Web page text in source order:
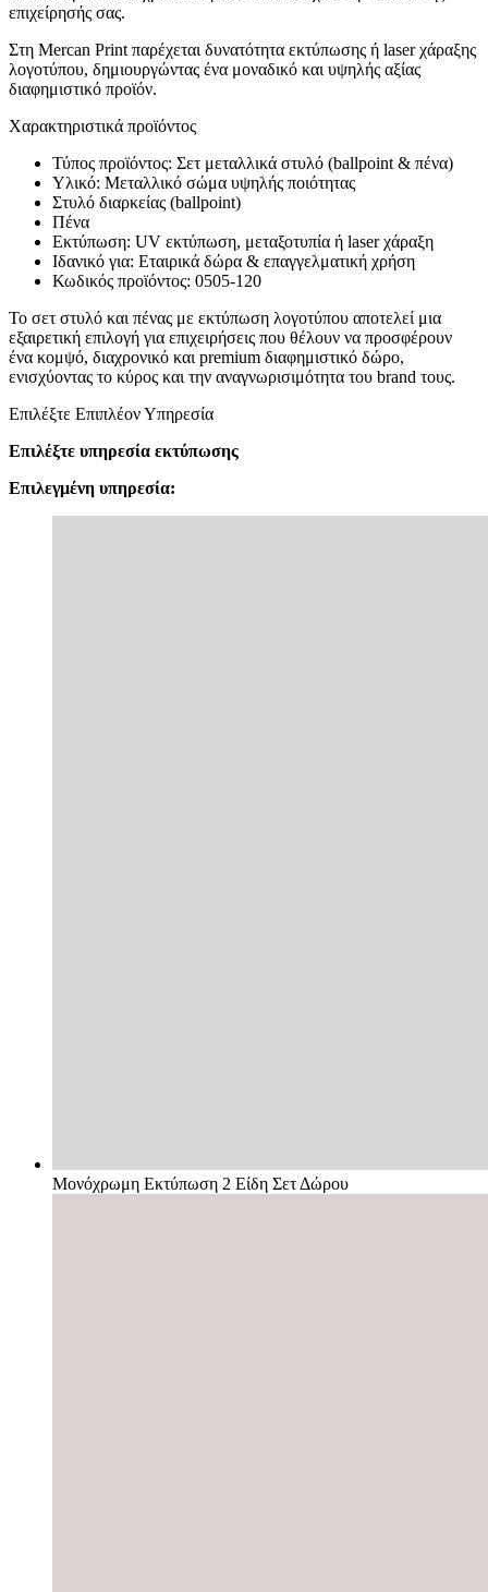
επιχείρησής σας.
Στη Mercan Print παρέχεται δυνατότητα εκτύπωσης ή laser χάραξης
λογοτύπου, δημιουργώντας ένα μοναδικό και υψηλής αξίας
διαφημιστικό προϊόν.
Χαρακτηριστικά προϊόντος
Τύπος προϊόντος: Σετ μεταλλικά στυλό (ballpoint & πένα)
Υλικό: Μεταλλικό σώμα υψηλής ποιότητας
Στυλό διαρκείας (ballpoint)
Πένα
Εκτύπωση: UV εκτύπωση, μεταξοτυπία ή laser χάραξη
Ιδανικό για: Εταιρικά δώρα & επαγγελματική χρήση
Κωδικός προϊόντος: 0505-120
Το σετ στυλό και πένας με εκτύπωση λογοτύπου αποτελεί μια
εξαιρετική επιλογή για επιχειρήσεις που θέλουν να προσφέρουν
ένα κομψό, διαχρονικό και premium διαφημιστικό δώρο,
ενισχύοντας το κύρος και την αναγνωρισιμότητα του brand τους.
Επιλέξτε Επιπλέον Υπηρεσία
Επιλέξτε υπηρεσία εκτύπωσης
Επιλεγμένη υπηρεσία:
Μονόχρωμη Εκτύπωση 2 Είδη Σετ Δώρου